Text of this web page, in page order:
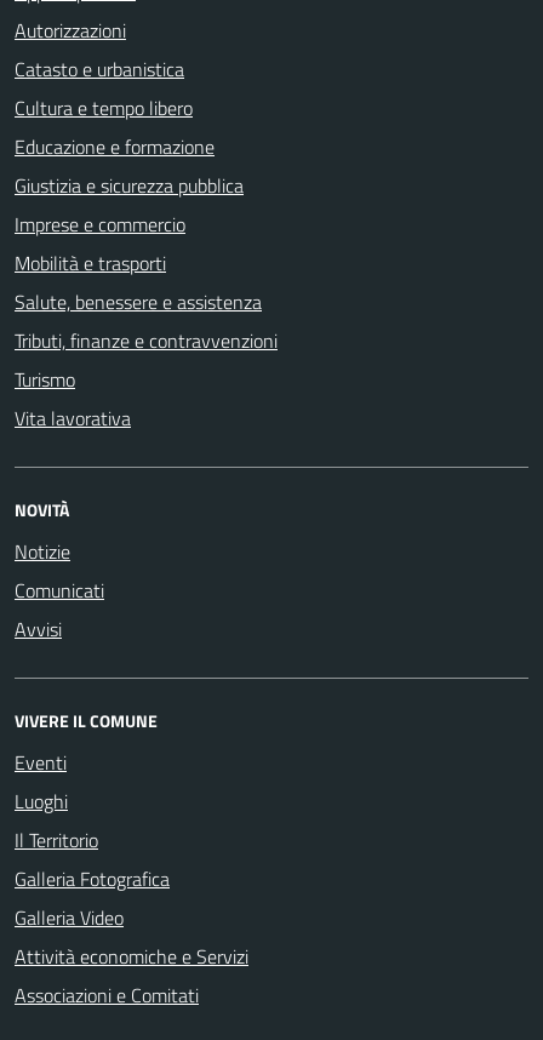
Autorizzazioni
Catasto e urbanistica
Cultura e tempo libero
Educazione e formazione
Giustizia e sicurezza pubblica
Imprese e commercio
Mobilità e trasporti
Salute, benessere e assistenza
Tributi, finanze e contravvenzioni
Turismo
Vita lavorativa
NOVITÀ
Notizie
Comunicati
Avvisi
VIVERE IL COMUNE
Eventi
Luoghi
Il Territorio
Galleria Fotografica
Galleria Video
Attività economiche e Servizi
Associazioni e Comitati